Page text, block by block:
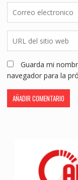
Guarda mi
navegador para la